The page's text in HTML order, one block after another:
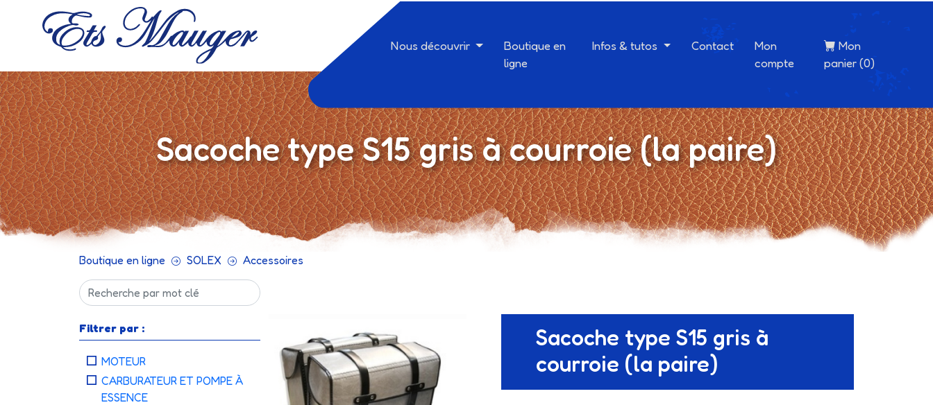
Nous découvrir
Boutique en
ligne
Infos & tutos Contact
Mon
compte
Mon
panier (0)
Sacoche type S15 gris à courroie (la paire)
Boutique en ligne SOLEX Accessoires
Filtrer par :
MOTEUR
CARBURATEUR ET POMPE À
ESSENCE
Sacoche type S15 gris à
courroie (la paire)